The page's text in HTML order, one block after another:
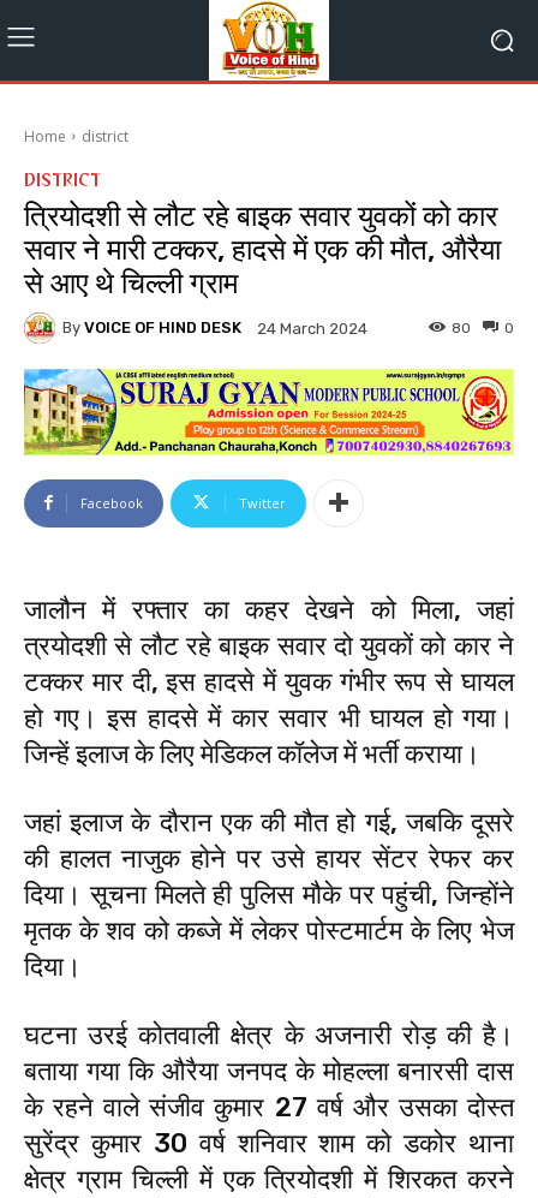
Home district
DISTRICT
त्रियोदशी से लौट रहे बाइक सवार युवकों को कार
सवार ने मारी टक्कर, हादसे में एक की मौत, औरैया
से आए थे चिल्ली ग्राम
By VOICE OF HIND DESK 24 March 2024 0
80
Facebook Twitter
जालौन में रफ्तार का कहर देखने को मिला, जहां
त्रयोदशी से लौट रहे बाइक सवार दो युवकों को कार ने
टक्कर मार दी, इस हादसे में युवक गंभीर रूप से घायल
हो गए। इस हादसे में कार सवार भी घायल हो गया।
जिन्हें इलाज के लिए मेडिकल कॉलेज में भर्ती कराया।
जहां इलाज के दौरान एक की मौत हो गई, जबकि दूसरे
की हालत नाजुक होने पर उसे हायर सेंटर रेफर कर
दिया। सूचना मिलते ही पुलिस मौके पर पहुंची, जिन्होंने
मृतक के शव को कब्जे में लेकर पोस्टमार्टम के लिए भेज
दिया।
घटना उरई कोतवाली क्षेत्र के अजनारी रोड़ की है।
बताया गया कि औरैया जनपद के मोहल्ला बनारसी दास
के रहने वाले संजीव कुमार 27 वर्ष और उसका दोस्त
सुरेंद्र कुमार 30 वर्ष शनिवार शाम को डकोर थाना
क्षेत्र ग्राम चिल्ली में एक त्रियोदशी में शिरकत करने